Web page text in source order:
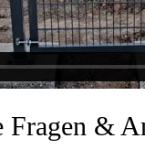
Fragen &